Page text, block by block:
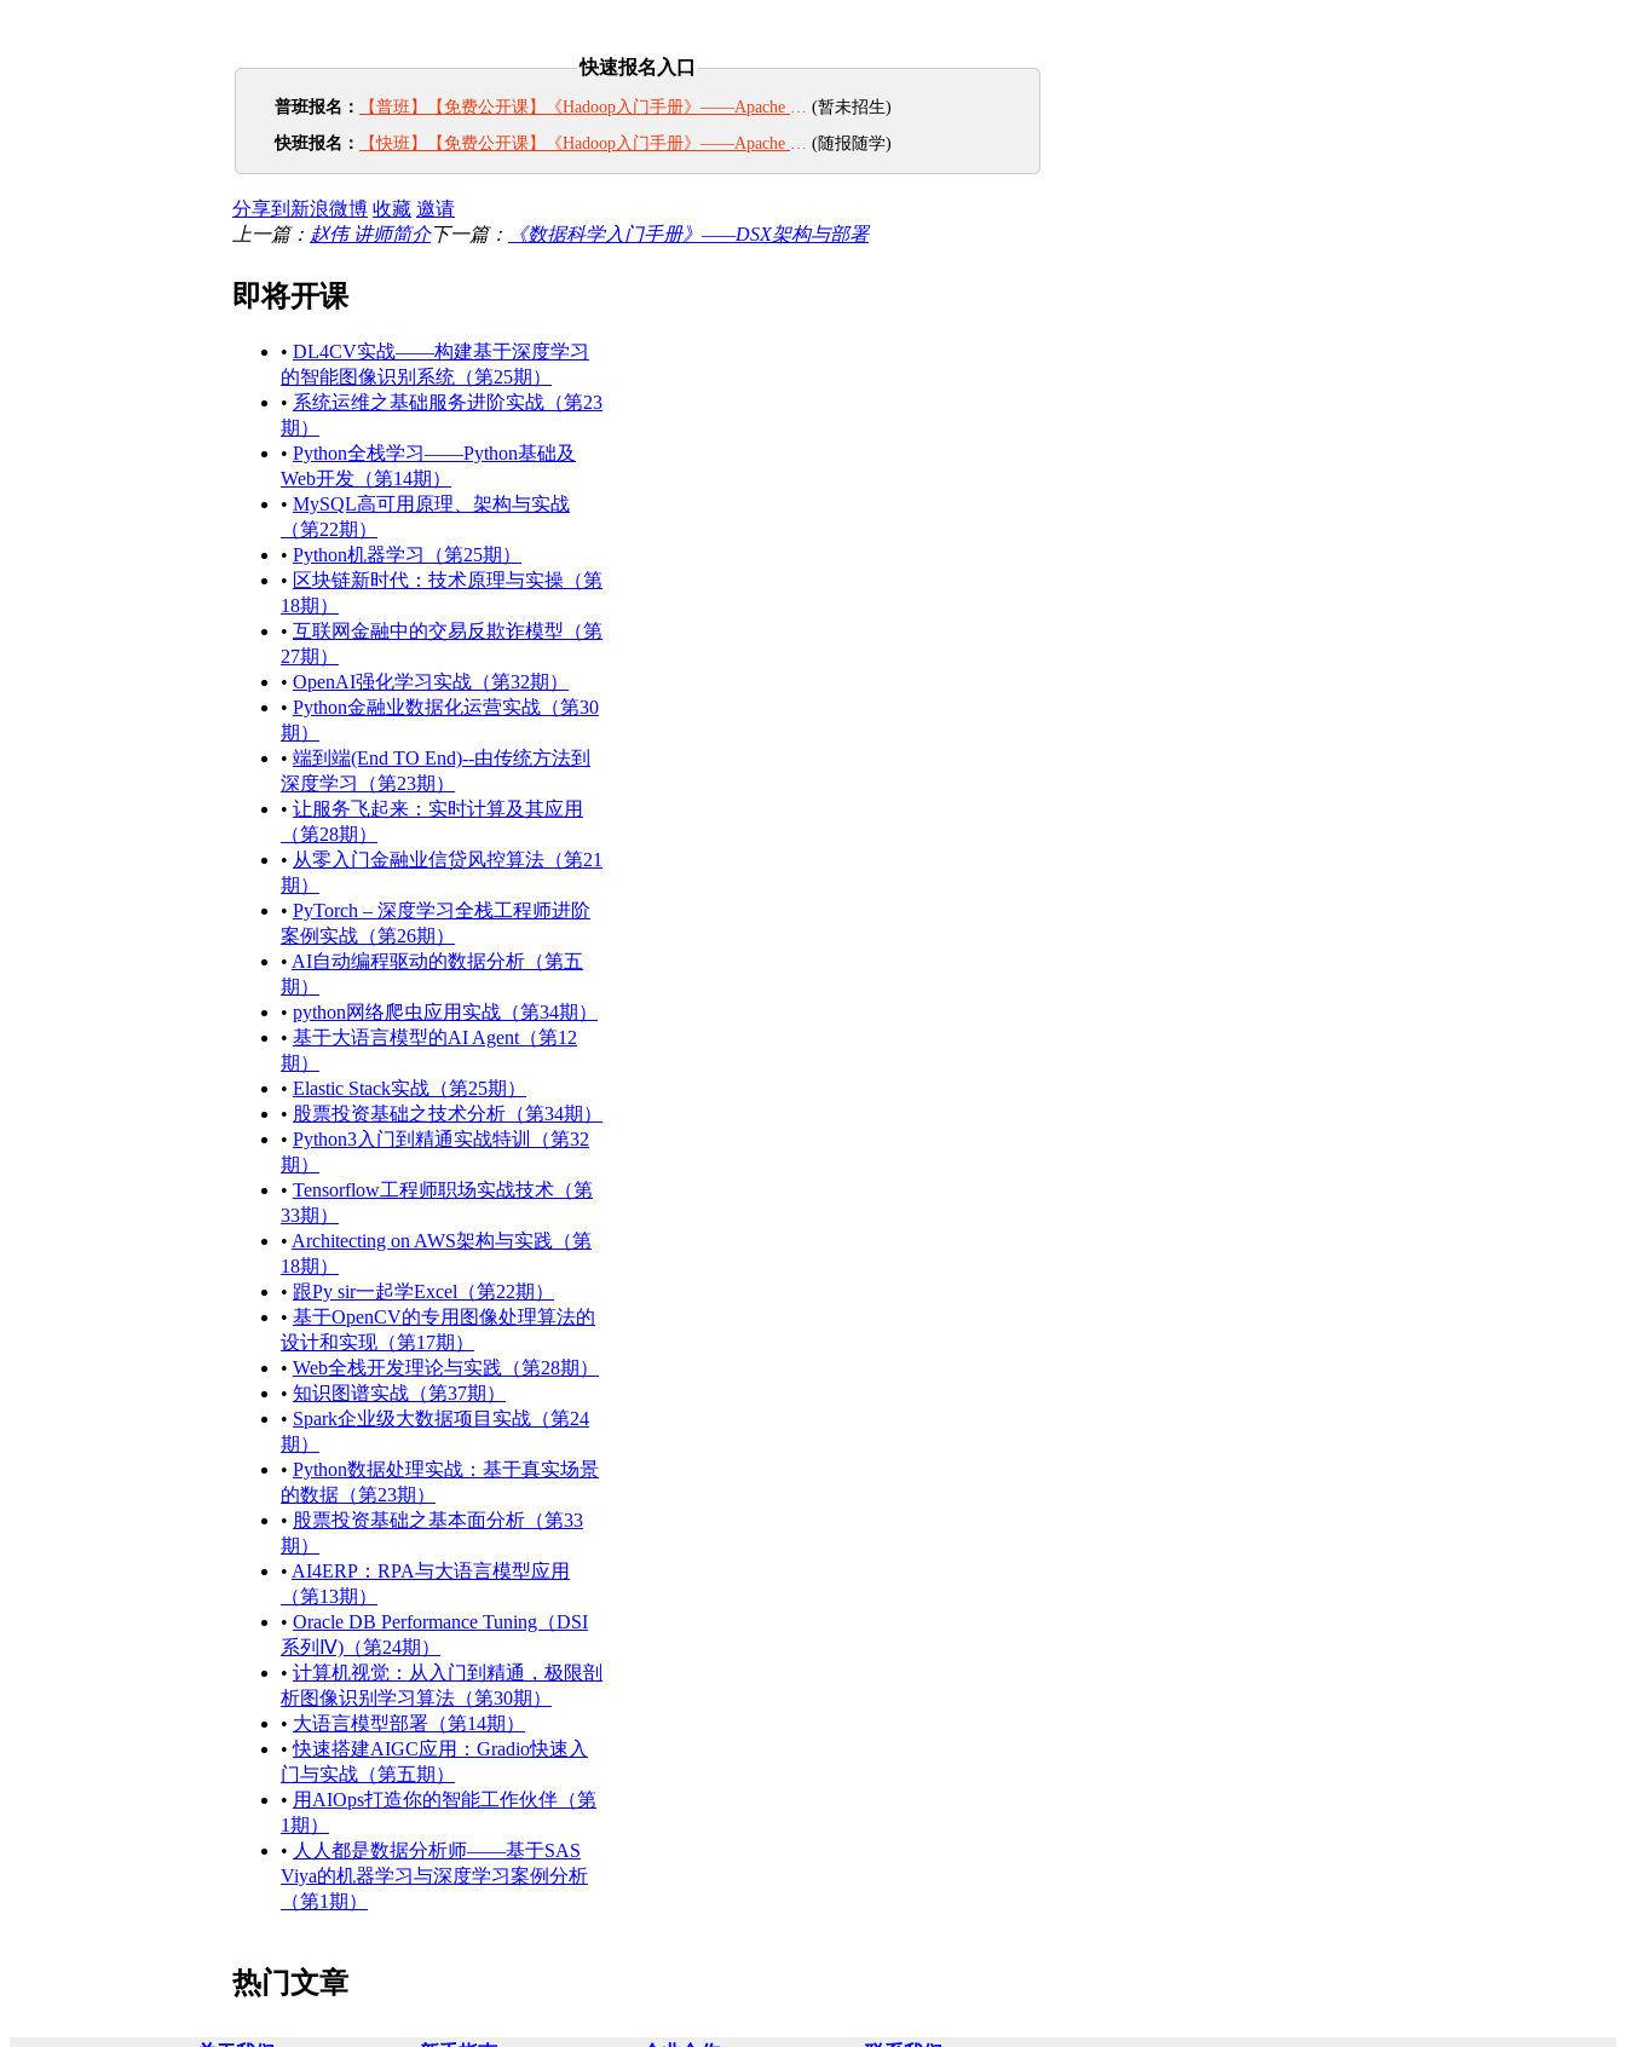
快速报名入口
普班报名： 【普班】【免费公开课】《Hadoop入门手册》——Apache Hadoop集群安装（第四期）
(暂未招生)
快班报名：
【快班】【免费公开课】《Hadoop入门手册》——Apache Hadoop集群安装
(随报随学)
分享到新浪微博 收藏 邀请
上一篇： 赵伟 讲师简介下一篇： 《数据科学入门手册》——DSX架构与部署
即将开课
• DL4CV实战——构建基于深度学习
的智能图像识别系统（第25期）
• 系统运维之基础服务进阶实战（第23
期）
• Python全栈学习——Python基础及
Web开发（第14期）
• MySQL高可用原理、架构与实战
（第22期）
• Python机器学习（第25期）
• 区块链新时代：技术原理与实操（第
18期）
• 互联网金融中的交易反欺诈模型（第
27期）
• OpenAI强化学习实战（第32期）
• Python金融业数据化运营实战（第30
期）
• 端到端(End TO End)--由传统方法到
深度学习（第23期）
• 让服务飞起来：实时计算及其应用
（第28期）
• 从零入门金融业信贷风控算法（第21
期）
• PyTorch – 深度学习全栈工程师进阶
案例实战（第26期）
• AI自动编程驱动的数据分析（第五
期）
• python网络爬虫应用实战（第34期）
• 基于大语言模型的AI Agent（第12
期）
• Elastic Stack实战（第25期）
• 股票投资基础之技术分析（第34期）
• Python3入门到精通实战特训（第32
期）
• Tensorflow工程师职场实战技术（第
33期）
• Architecting on AWS架构与实践（第
18期）
• 跟Py sir一起学Excel（第22期）
• 基于OpenCV的专用图像处理算法的
设计和实现（第17期）
• Web全栈开发理论与实践（第28期）
• 知识图谱实战（第37期）
• Spark企业级大数据项目实战（第24
期）
• Python数据处理实战：基于真实场景
的数据（第23期）
• 股票投资基础之基本面分析（第33
期）
• AI4ERP：RPA与大语言模型应用
（第13期）
• Oracle DB Performance Tuning（DSI
系列Ⅳ)（第24期）
• 计算机视觉：从入门到精通，极限剖
析图像识别学习算法（第30期）
• 大语言模型部署（第14期）
•快速搭建AIGC应用：Gradio快速入
门与实战（第五期）
• 用AIOps打造你的智能工作伙伴（第
1期）
• 人人都是数据分析师——基于SAS
Viya的机器学习与深度学习案例分析
（第1期）
热门文章